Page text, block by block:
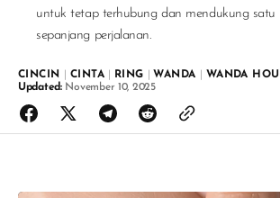
untuk tetap terhubung dan mendukung satu
sepanjang perjalanan.
CINCIN CINTA RING WANDA WANDA
Updated: November 10, 2025